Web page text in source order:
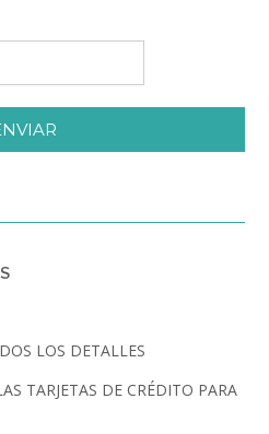
LOS DETALLES
TARJETAS DE CRÉDITO PARA